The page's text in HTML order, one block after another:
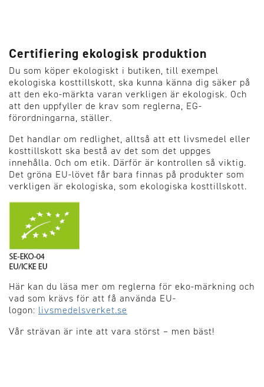
Certifiering ekologisk produktion
Du som köper ekologiskt i butiken, till exempel
ekologiska kosttillskott, ska kunna känna dig säker på
att den eko-märkta varan verkligen är ekologisk. Och
att den uppfyller de krav som reglerna, EG-
förordningarna, ställer.
Det handlar om redlighet, alltså att ett livsmedel eller
kosttillskott ska bestå av det som det uppges
innehålla. Och om etik. Därför är kontrollen så viktig.
Det gröna EU-lövet får bara finnas på produkter som
verkligen är ekologiska, som ekologiska kosttillskott.
Här kan du läsa mer om reglerna för eko-märkning och
vad som krävs för att få använda EU-
logon: livsmedelsverket.se
Vår strävan är inte att vara störst – men bäst!